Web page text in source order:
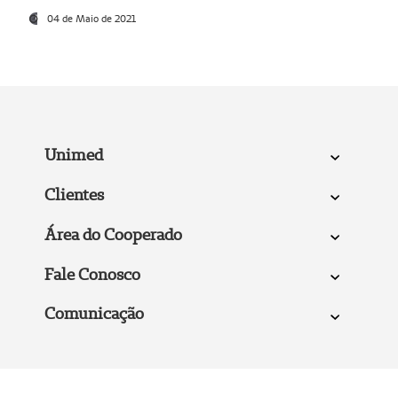
04 de Maio de 2021
Unimed
Clientes
Área do Cooperado
Fale Conosco
Comunicação